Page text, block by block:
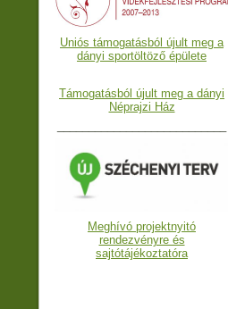
Uniós támogatásból újult meg a
dányi sportöltöző épülete
Támogatásból újult meg a dányi
Néprajzi Ház
Meghívó projektnyitó
rendezvényre és
sajtótájékoztatóra